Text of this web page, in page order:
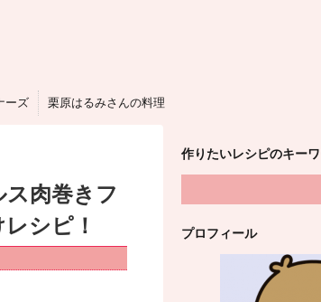
ーズ 栗原はるみさんの料理
肉巻きフ
シピ！
作りたいレシピのキー
プロフィール